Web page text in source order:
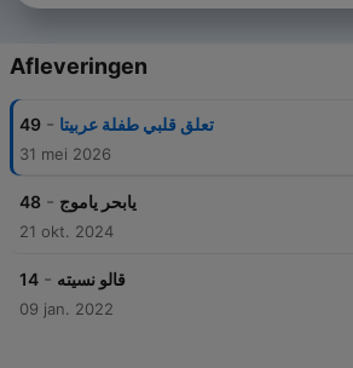
Afleveringen
49 - تعلق قلبي طفلة عربيتا
31 mei 2026
48 - يابحر ياموج
21 okt. 2024
14 - قالو نسيته
09 jan. 2022